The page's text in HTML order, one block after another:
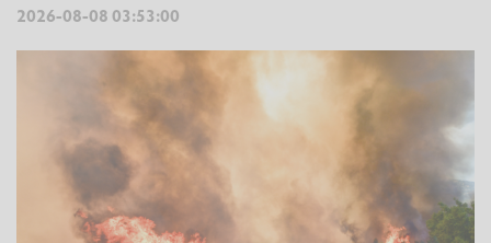
2026-08-08 03:53:00